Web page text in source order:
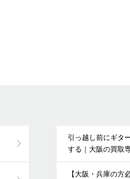
引っ越し前にギタ
する｜大阪の買取専
【大阪・兵庫の方